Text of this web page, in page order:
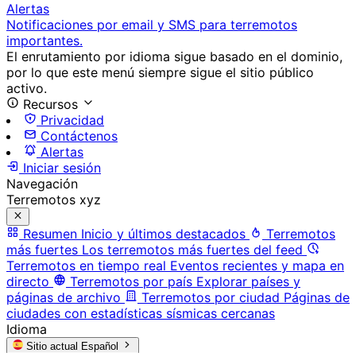
Alertas
Notificaciones por email y SMS para terremotos
importantes.
El enrutamiento por idioma sigue basado en el dominio,
por lo que este menú siempre sigue el sitio público
activo.
Recursos
Privacidad
Contáctenos
Alertas
Iniciar sesión
Navegación
Terremotos xyz
Resumen Inicio y últimos destacados
Terremotos
más fuertes Los terremotos más fuertes del feed
Terremotos en tiempo real Eventos recientes y mapa en
directo
Terremotos por país Explorar países y
páginas de archivo
Terremotos por ciudad Páginas de
ciudades con estadísticas sísmicas cercanas
Idioma
Sitio actual Español